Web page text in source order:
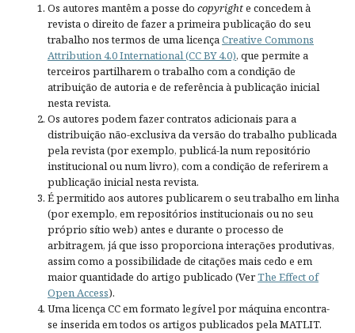
Os autores mantêm a posse do copyrighte concedem à
revista o direito de fazer a primeira publicação do seu
trabalho nos termos de uma licençaCreative Commons
Attribution 4.0 International (CC BY 4.0), que permite a
terceiros partilharem o trabalho com a condição de
atribuição de autoria e de referência à publicação inicial
nesta revista.
Os autores podem fazer contratos adicionais para a
distribuição não-exclusiva da versão do trabalho publicada
pela revista (por exemplo, publicá-la num repositório
institucional ou num livro), com a condição de referirem a
publicação inicial nesta revista.
É permitido aos autores publicarem o seu trabalho em linha
(por exemplo, em repositórios institucionais ou no seu
próprio sítio web) antes e durante o processo de
arbitragem, já que isso proporciona interações produtivas,
assim como a possibilidade de citações mais cedo e em
maior quantidade do artigo publicado (VerThe Effect of
Open Access).
Uma licença CC em formato legível por máquina encontra-
se inserida em todos os artigos publicados pela MATLIT.